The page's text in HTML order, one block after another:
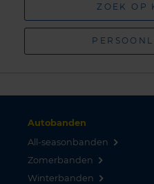
ZOEK OP
Autobanden
All-seasonbanden
Zomerbanden
Winterbanden